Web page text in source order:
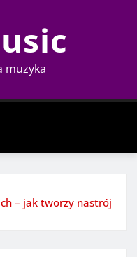
muzyka
– jak tworzy nastrój